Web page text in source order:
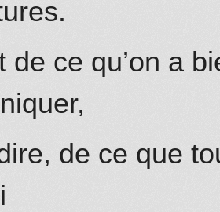
de ce qu’on a
de ce que